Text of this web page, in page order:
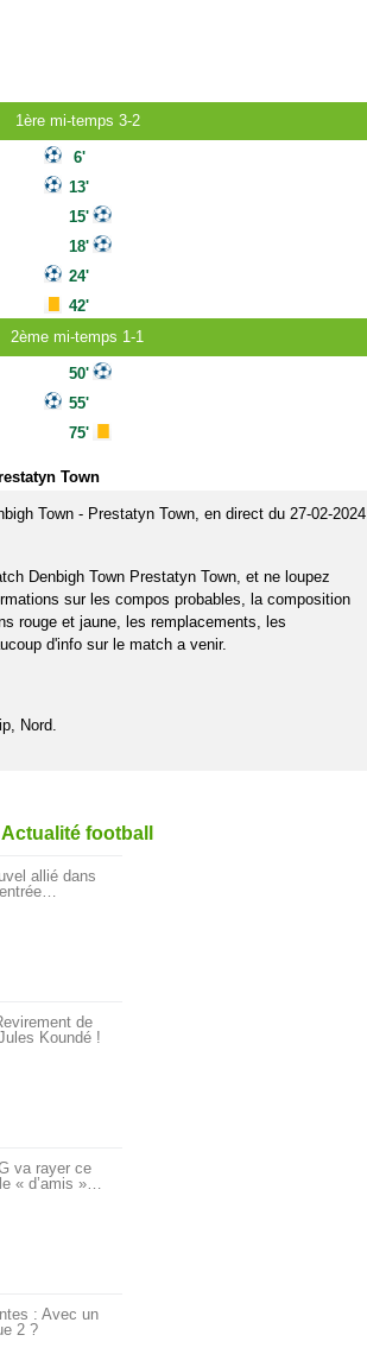
1ère mi-temps 3-2
6'
13'
15'
18'
24'
42'
2ème mi-temps 1-1
50'
55'
75'
Town
Town - Prestatyn Town, en direct du 27-02-2024
Denbigh Town Prestatyn Town, et ne loupez
sur les compos probables, la composition
rouge et jaune, les remplacements, les
d'info sur le match a venir.
Nord.
Actualité football
allié dans
de
Koundé !
va rayer ce
« d’amis »…
: Avec un
2 ?